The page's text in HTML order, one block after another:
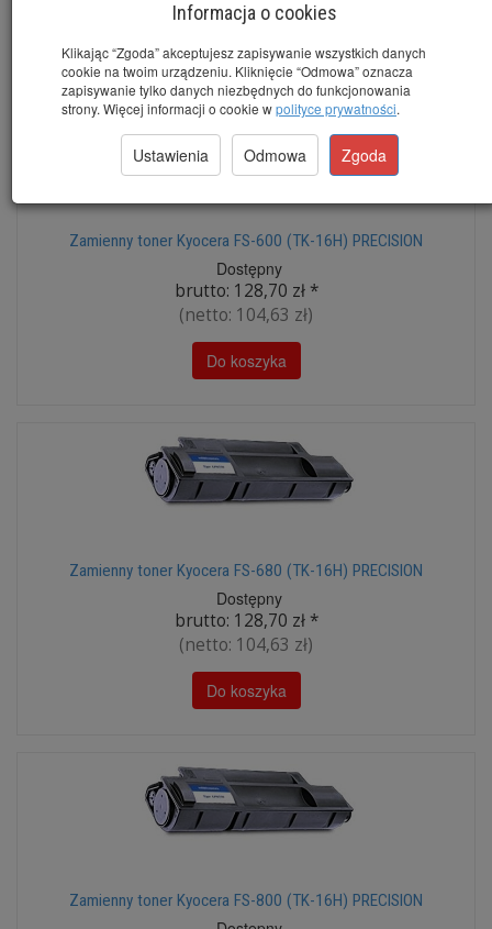
Do koszyka
Zamienny toner Kyocera FS-600 (TK-16H) PRECISION
Dostępny
brutto: 128,70 zł*
(netto: 104,63 zł)
Do koszyka
Zamienny toner Kyocera FS-680 (TK-16H) PRECISION
Dostępny
brutto: 128,70 zł*
(netto: 104,63 zł)
Do koszyka
Zamienny toner Kyocera FS-800 (TK-16H) PRECISION
Informacja o cookies
Klikając “Zgoda” akceptujesz zapisywanie wszystkich danych
cookie na twoim urządzeniu. Kliknięcie “Odmowa” oznacza
zapisywanie tylko danych niezbędnych do funkcjonowania
strony. Więcej informacji o cookie wpolityce prywatności.
Ustawienia Odmowa Zgoda